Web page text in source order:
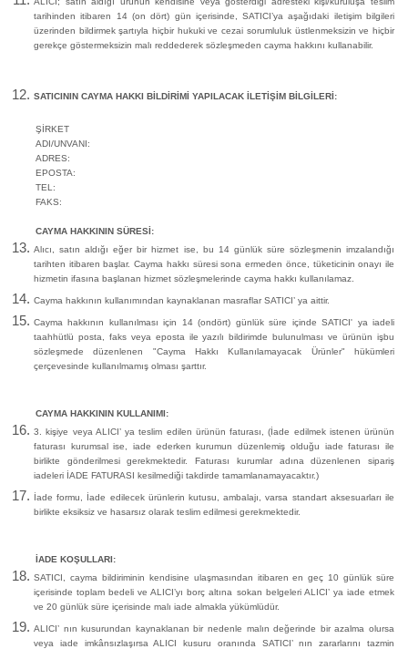
tarihinden itibaren 14 (on dört) gün içerisinde, SATICI’ya aşağıdaki iletişim bilgileri
üzerinden bildirmek şartıyla hiçbir hukuki ve cezai sorumluluk üstlenmeksizin ve hiçbir
gerekçe göstermeksizin malı reddederek sözleşmeden cayma hakkını kullanabilir.
SATICININ CAYMA HAKKI BİLDİRİMİ YAPILACAK İLETİŞİM BİLGİLERİ:
ŞİRKET
ADI/UNVANI:
ADRES:
EPOSTA:
TEL:
FAKS:
CAYMA HAKKININ SÜRESİ:
Alıcı, satın aldığı eğer bir hizmet ise, bu 14 günlük süre sözleşmenin imzalandığı
tarihten itibaren başlar. Cayma hakkı süresi sona ermeden önce, tüketicinin onayı ile
hizmetin ifasına başlanan hizmet sözleşmelerinde cayma hakkı kullanılamaz.
Cayma hakkının kullanımından kaynaklanan masraflar SATICI’ ya aittir.
Cayma hakkının kullanılması için 14 (ondört) günlük süre içinde SATICI' ya iadeli
taahhütlü posta, faks veya eposta ile yazılı bildirimde bulunulması ve ürünün işbu
sözleşmede düzenlenen "Cayma Hakkı Kullanılamayacak Ürünler" hükümleri
çerçevesinde kullanılmamış olması şarttır.
CAYMA HAKKININ KULLANIMI:
3. kişiye veya ALICI’ ya teslim edilen ürünün faturası, (İade edilmek istenen ürünün
faturası kurumsal ise, iade ederken kurumun düzenlemiş olduğu iade faturası ile
birlikte gönderilmesi gerekmektedir. Faturası kurumlar adına düzenlenen sipariş
iadeleri İADE FATURASI kesilmediği takdirde tamamlanamayacaktır.)
İade formu, İade edilecek ürünlerin kutusu, ambalajı, varsa standart aksesuarları ile
birlikte eksiksiz ve hasarsız olarak teslim edilmesi gerekmektedir.
İADE KOŞULLARI:
SATICI, cayma bildiriminin kendisine ulaşmasından itibaren en geç 10 günlük süre
içerisinde toplam bedeli ve ALICI’yı borç altına sokan belgeleri ALICI’ ya iade etmek
ve 20 günlük süre içerisinde malı iade almakla yükümlüdür.
ALICI’ nın kusurundan kaynaklanan bir nedenle malın değerinde bir azalma olursa
veya iade imkânsızlaşırsa ALICI kusuru oranında SATICI’ nın zararlarını tazmin